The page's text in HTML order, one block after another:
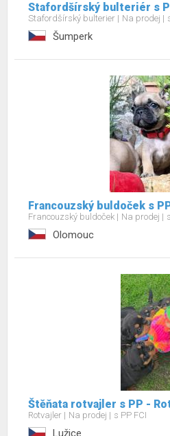
Stafordšírský bulteriér s
Stafordšírský bulterier Na prodej
Šumperk
Francouzský buldoček s
Francouzský buldoček Na prodej
Olomouc
Štěňata rotvajler s PP -
Rotvajler Na prodej s PP FCI
Lužice